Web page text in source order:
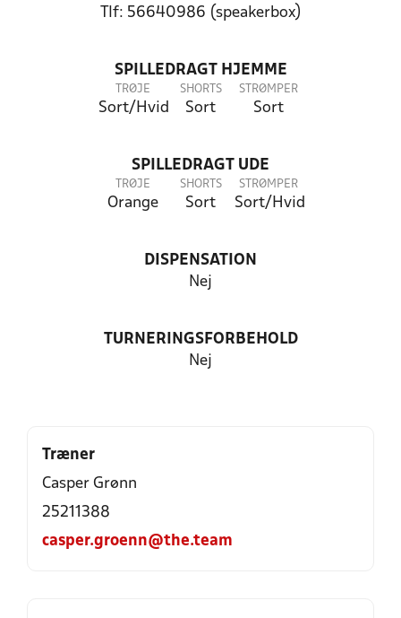
Tlf: 56640986 (speakerbox)
SPILLEDRAGT HJEMME
TRØJE
Sort/Hvid
SHORTS
Sort
STRØMPER
Sort
SPILLEDRAGT UDE
TRØJE
Orange
SHORTS
Sort
STRØMPER
Sort/Hvid
DISPENSATION
Nej
TURNERINGSFORBEHOLD
Nej
Træner
Casper Grønn
25211388
casper.groenn@the.team